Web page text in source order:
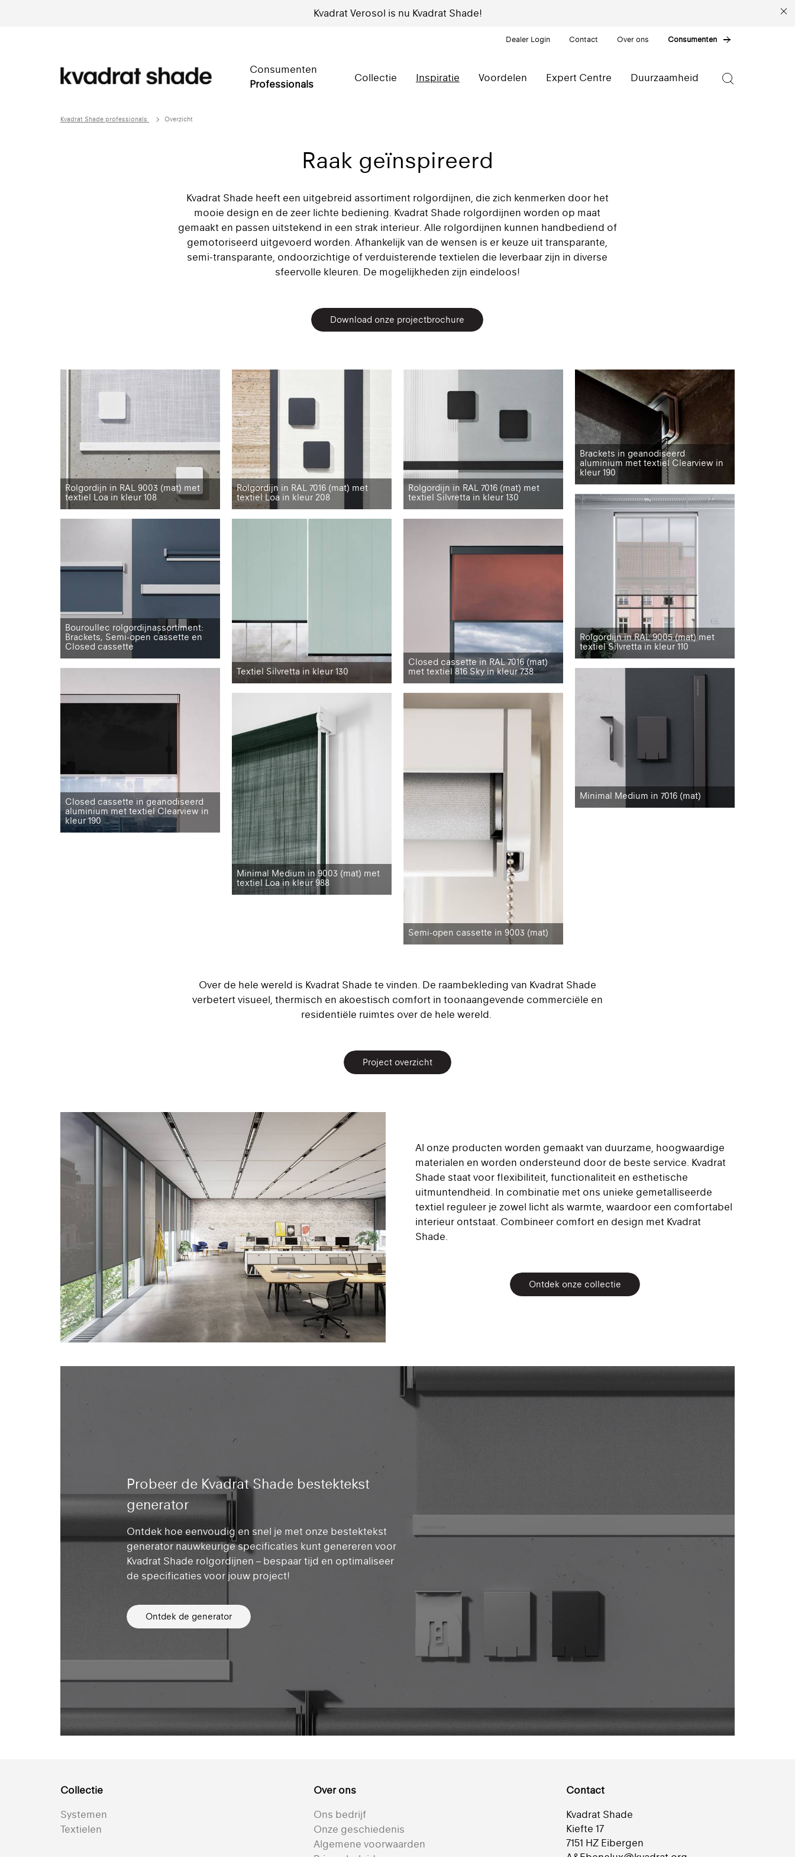
Kvadrat Verosol is nu Kvadrat Shade!
Dealer Login Contact Over ons Consumenten
Consumenten
Professionals
Collectie Inspiratie Voordelen Expert Centre Duurzaamheid
Kvadrat Shade professionals Overzicht
Raak geïnspireerd
Kvadrat Shade heeft een uitgebreid assortiment rolgordijnen, die zich kenmerken door het
mooie design en de zeer lichte bediening. Kvadrat Shade rolgordijnen worden op maat
gemaakt en passen uitstekend in een strak interieur. Alle rolgordijnen kunnen handbediend of
gemotoriseerd uitgevoerd worden. Afhankelijk van de wensen is er keuze uit transparante,
semi-transparante, ondoorzichtige of verduisterende textielen die leverbaar zijn in diverse
sfeervolle kleuren. De mogelijkheden zijn eindeloos!
Download onze projectbrochure
Rolgordijn in RAL 9003 (mat) met
textiel Loa in kleur 108
Rolgordijn in RAL 7016 (mat) met
textiel Loa in kleur 208
Rolgordijn in RAL 7016 (mat) met
textiel Silvretta in kleur 130
Brackets in geanodiseerd
aluminium met textiel Clearview in
kleur 190
Rolgordijn in RAL 9005 (mat) met
textiel Silvretta in kleur 110
Bouroullec rolgordijnassortiment:
Brackets, Semi-open cassette en
Closed cassette
Textiel Silvretta in kleur 130
Closed cassette in RAL 7016 (mat)
met textiel 816 Sky in kleur 738
Closed cassette in geanodiseerd
aluminium met textiel Clearview in
kleur 190
Minimal Medium in 7016 (mat)
Minimal Medium in 9003 (mat) met
textiel Loa in kleur 988
Semi-open cassette in 9003 (mat)
Over de hele wereld is Kvadrat Shade te vinden. De raambekleding van Kvadrat Shade
verbetert visueel, thermisch en akoestisch comfort in toonaangevende commerciële en
residentiële ruimtes over de hele wereld.
Project overzicht
Al onze producten worden gemaakt van duurzame, hoogwaardige
materialen en worden ondersteund door de beste service. Kvadrat
Shade staat voor flexibiliteit, functionaliteit en esthetische
uitmuntendheid. In combinatie met ons unieke gemetalliseerde
textiel reguleer je zowel licht als warmte, waardoor een comfortabel
interieur ontstaat. Combineer comfort en design met Kvadrat
Shade.
Ontdek onze collectie
Probeer de Kvadrat Shade bestektekst
generator
Ontdek hoe eenvoudig en snel je met onze bestektekst
generator nauwkeurige specificaties kunt genereren voor
Kvadrat Shade rolgordijnen – bespaar tijd en optimaliseer
de specificaties voor jouw project!
Ontdek de generator
Collectie
Systemen
Textielen
Over ons
Ons bedrijf
Onze geschiedenis
Algemene voorwaarden
Contact
Kvadrat Shade
Kiefte 17
7151 HZ Eibergen